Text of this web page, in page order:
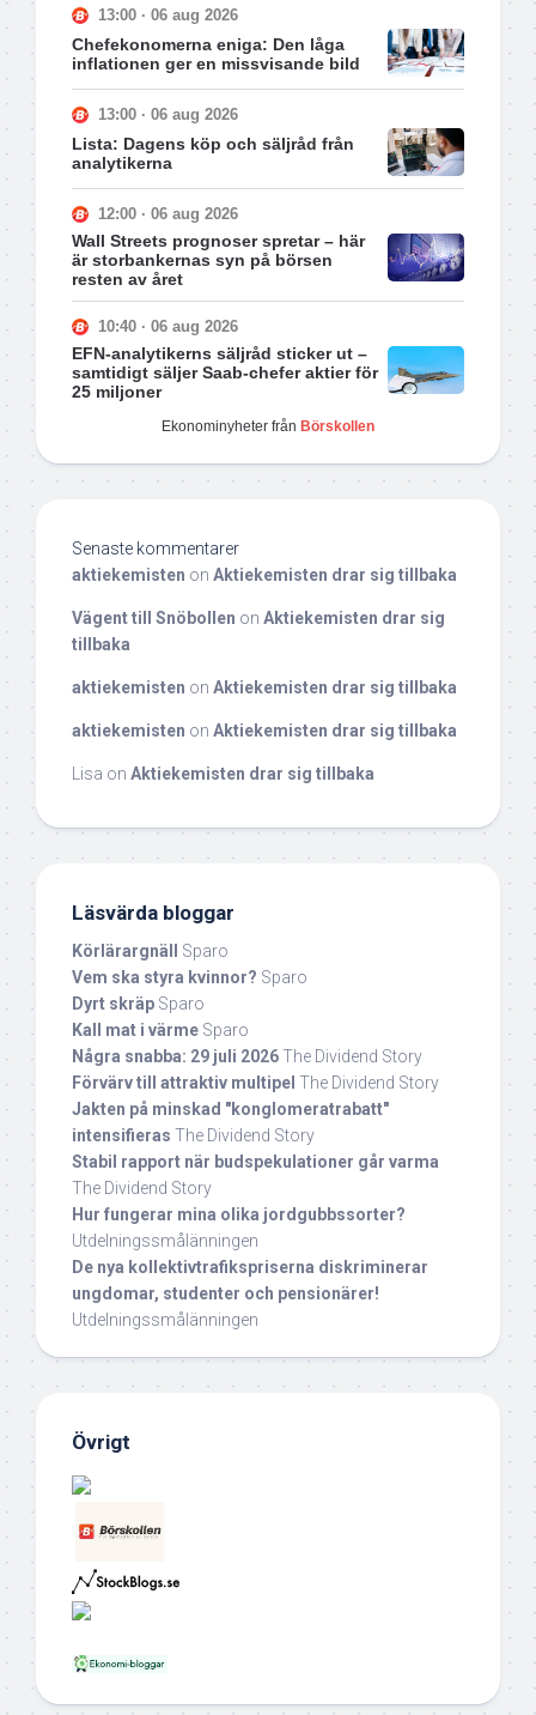
13:00 · 06 aug 2026
Chefekonomerna eniga: Den låga
inflationen ger en missvisande bild
13:00 · 06 aug 2026
Lista: Dagens köp och säljråd från
analytikerna
12:00 · 06 aug 2026
Wall Streets prognoser spretar – här
är storbankernas syn på börsen
resten av året
10:40 · 06 aug 2026
EFN-analytikerns säljråd sticker ut –
samtidigt säljer Saab-chefer aktier för
25 miljoner
Ekonominyheter från Börskollen
Senaste kommentarer
aktiekemisten on Aktiekemisten drar sig tillbaka
Vägent till Snöbollen on Aktiekemisten drar sig
tillbaka
aktiekemisten on Aktiekemisten drar sig tillbaka
aktiekemisten on Aktiekemisten drar sig tillbaka
Lisa on Aktiekemisten drar sig tillbaka
Läsvärda bloggar
Körlärargnäll
Sparo
Vem ska styra kvinnor? Sparo
Dyrt skräp Sparo
Kall mat i värme Sparo
Några snabba: 29 juli 2026The Dividend Story
Förvärv till attraktiv multipel The Dividend Story
Jakten på minskad "konglomeratrabatt"
intensifieras The Dividend Story
Stabil rapport när budspekulationer går varma
The Dividend Story
Hur fungerar mina olika jordgubbssorter?
Utdelningssmålänningen
De nya kollektivtrafikspriserna diskriminerar
ungdomar, studenter och pensionärer!
Utdelningssmålänningen
Övrigt